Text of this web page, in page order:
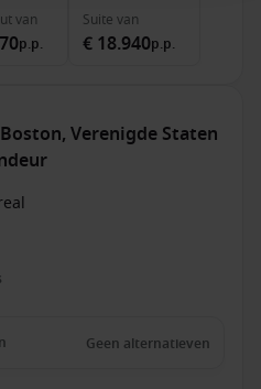
van
p.p.
Suite van
€ 18.940p.p.
Verenigde Staten
Geen alternatieven